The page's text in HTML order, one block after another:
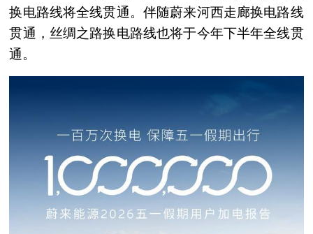
换电路线将全线贯通。伴随蔚来河西走廊换电路线
贯通，丝绸之路换电路线也将于今年下半年全线贯
通。